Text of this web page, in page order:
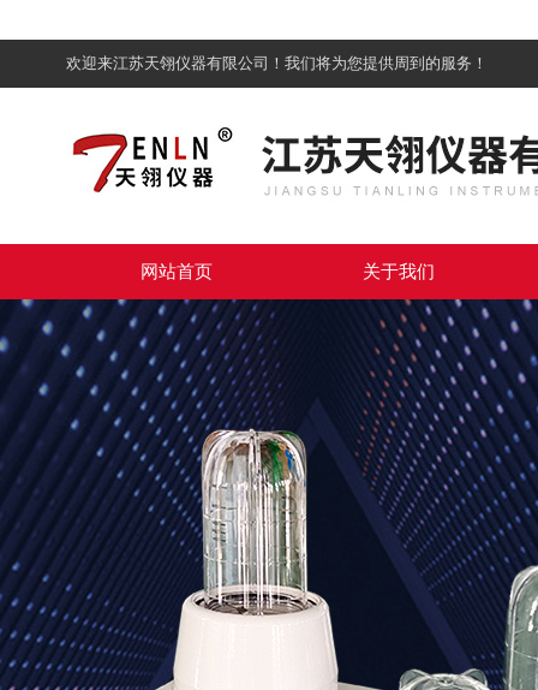
欢迎来江苏天翎仪器有限公司！我们将为您提供周到的服务！
网站首页 关于我们